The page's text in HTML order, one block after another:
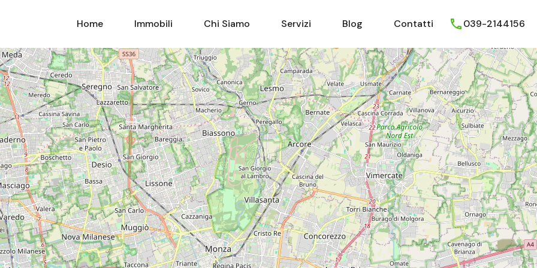
Home Immobili Chi Siamo Servizi Blog Contatti
Home Immobili Chi Siamo Servizi Blog Contatti 039-2144156